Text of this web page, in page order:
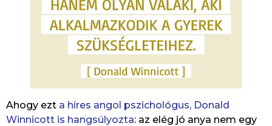
Ahogy ezt a híres angol pszichológus, Donald
Winnicott is hangsúlyozta: az elég jó anya nem egy